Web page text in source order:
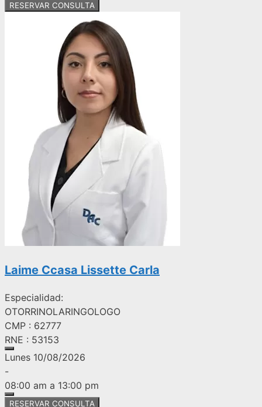
RESERVAR CONSULTA
Laime Ccasa Lissette Carla
Especialidad:
OTORRINOLARINGOLOGO
CMP : 62777
RNE : 53153
Lunes 10/08/2026
-
08:00 am a 13:00 pm
RESERVAR CONSULTA